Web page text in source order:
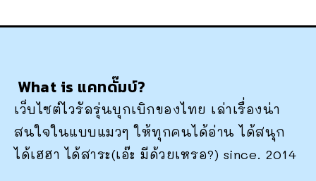
What is แคทดั๊มบ์?
เว็บไซต์ไวรัลรุ่นบุกเบิกของไทย เล่าเรื่องน่า
สนใจในแบบแมวๆ ให้ทุกคนได้อ่าน ได้สนุก
ได้เฮฮา ได้สาระ(เอ๊ะ มีด้วยเหรอ?) since. 2014